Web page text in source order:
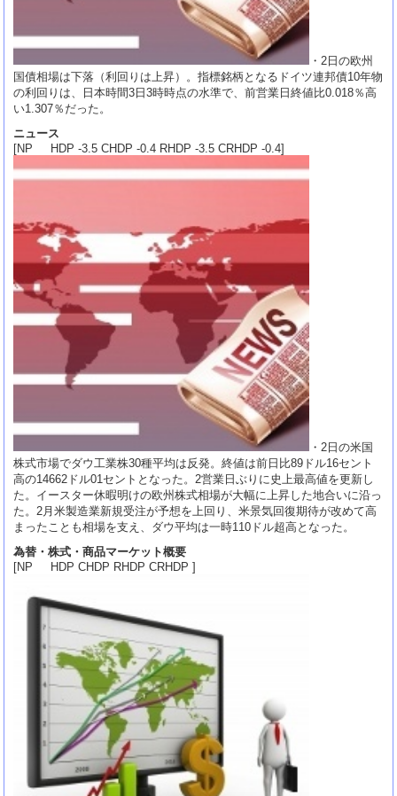
・2日の欧州
国債相場は下落（利回りは上昇）。指標銘柄となるドイツ連邦債10年物
の利回りは、日本時間3日3時時点の水準で、前営業日終値比0.018％高
い1.307％だった。
ニュース
[NP HDP -3.5 CHDP -0.4 RHDP -3.5 CRHDP -0.4]
・2日の米国
株式市場でダウ工業株30種平均は反発。終値は前日比89ドル16セント
高の14662ドル01セントとなった。2営業日ぶりに史上最高値を更新し
た。イースター休暇明けの欧州株式相場が大幅に上昇した地合いに沿っ
た。2月米製造業新規受注が予想を上回り、米景気回復期待が改めて高
まったことも相場を支え、ダウ平均は一時110ドル超高となった。
為替・株式・商品マーケット概要
[NP HDP CHDP RHDP CRHDP ]